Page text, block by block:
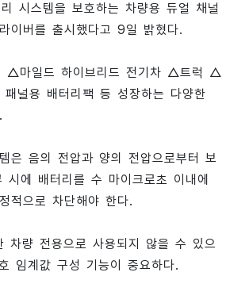
시스템을 보호하는 차량용 듀얼 채널
이버를 출시했다고 9일 밝혔다.
△마일드 하이브리드 전기차 △트럭 △
널용 배터리팩 등 성장하는 다양한
은 음의 전압과 양의 전압으로부터 보
시에 배터리를 수 마이크로초 이내에
적으로 차단해야 한다.
차량 전용으로 사용되지 않을 수 있으
임계값 구성 기능이 중요하다.